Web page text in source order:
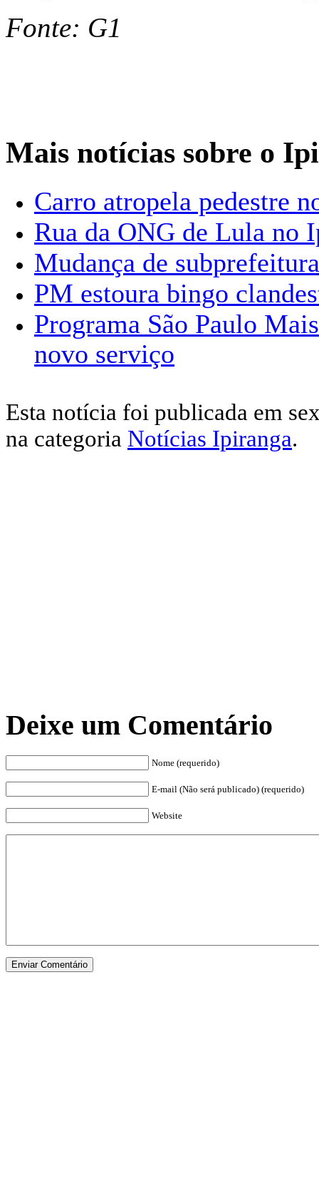
Fonte: G1
Mais notícias sobre o
Carro atropela pedestre
Rua da ONG de Lula no
Mudança de
PM estoura bingo
Programa São Paulo
novo serviço
Esta notícia foi publicada em
na categoria Notícias Ipiranga.
Deixe um Comentário
Nome (requerido)
E-mail (Não será publicado) (requerido)
Website